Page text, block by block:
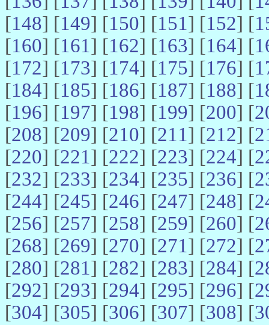
[148] [149] [150] [151] [152] [
[160] [161] [162] [163] [164] [
[172] [173] [174] [175] [176] [
[184] [185] [186] [187] [188] [
[196] [197] [198] [199] [200] [
[208] [209] [210] [211] [212] [
[220] [221] [222] [223] [224] [
[232] [233] [234] [235] [236] [
[244] [245] [246] [247] [248] [
[256] [257] [258] [259] [260] [
[268] [269] [270] [271] [272] [
[280] [281] [282] [283] [284] [
[292] [293] [294] [295] [296] [
[304] [305] [306] [307] [308] [